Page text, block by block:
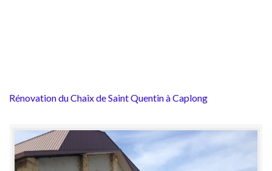
Rénovation du Chaix de Saint Quentin à Caplong